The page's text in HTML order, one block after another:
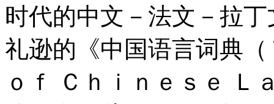
时代的中文－法文－拉
礼逊的《中国语言词典
ｏｆ Ｃｈｉｎｅｓｅ Ｌ